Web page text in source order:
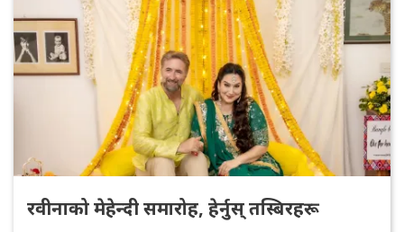
रवीनाको मेहेन्दी समारोह, हेर्नुस् तस्बिरहरू